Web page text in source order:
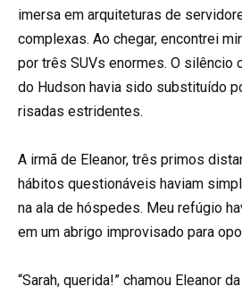
imersa em arquiteturas de
complexas. Ao chegar, encontrei
por três SUVs enormes. O silêncio
do Hudson havia sido substituído
risadas estridentes.
A irmã de Eleanor, três primos
hábitos questionáveis haviam
na ala de hóspedes. Meu refúgio
em um abrigo improvisado para
“Sarah, querida!” chamou Eleanor